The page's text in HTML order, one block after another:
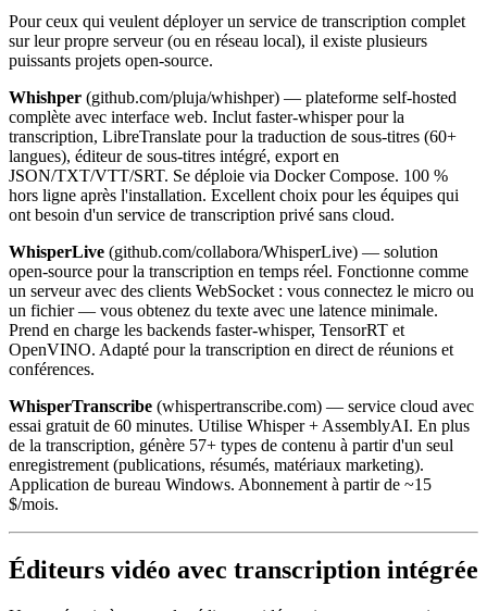
Pour ceux qui veulent déployer un service de transcription complet
sur leur propre serveur (ou en réseau local), il existe plusieurs
puissants projets open-source.
Whishper (github.com/pluja/whishper) — plateforme self-hosted
complète avec interface web. Inclut faster-whisper pour la
transcription, LibreTranslate pour la traduction de sous-titres (60+
langues), éditeur de sous-titres intégré, export en
JSON/TXT/VTT/SRT. Se déploie via Docker Compose. 100 %
hors ligne après l'installation. Excellent choix pour les équipes qui
ont besoin d'un service de transcription privé sans cloud.
WhisperLive (github.com/collabora/WhisperLive) — solution
open-source pour la transcription en temps réel. Fonctionne comme
un serveur avec des clients WebSocket : vous connectez le micro ou
un fichier — vous obtenez du texte avec une latence minimale.
Prend en charge les backends faster-whisper, TensorRT et
OpenVINO. Adapté pour la transcription en direct de réunions et
conférences.
WhisperTranscribe (whispertranscribe.com) — service cloud avec
essai gratuit de 60 minutes. Utilise Whisper + AssemblyAI. En plus
de la transcription, génère 57+ types de contenu à partir d'un seul
enregistrement (publications, résumés, matériaux marketing).
Application de bureau Windows. Abonnement à partir de ~15
$/mois.
Éditeurs vidéo avec transcription intégrée